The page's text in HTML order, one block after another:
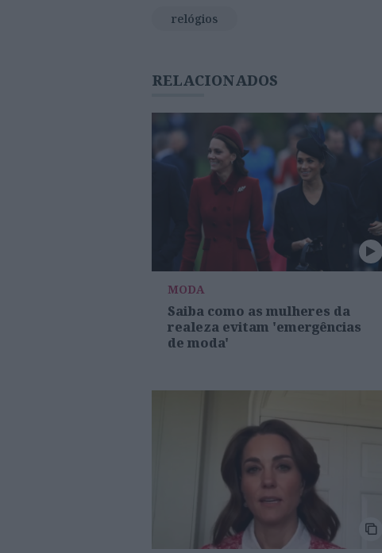
relógios
RELACIONADOS
MODA
Saiba como as mulheres da
realeza evitam 'emergências
de moda'